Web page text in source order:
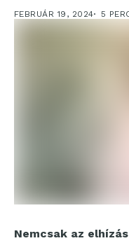
FEBRUÁR 19, 2024 5
Nemcsak az